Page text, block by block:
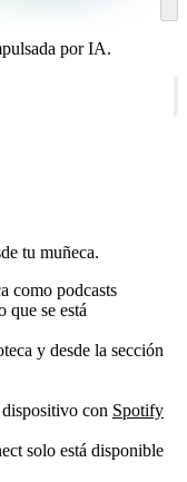
por IA.
tu muñeca.
como podcasts
que se está
y desde la sección
con Spotify
solo está disponible